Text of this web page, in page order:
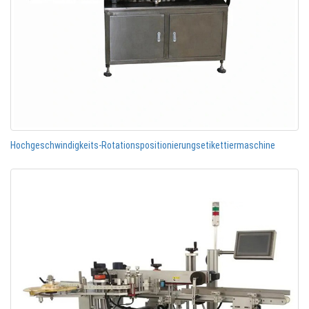
Hochgeschwindigkeits-Rotationspositionierungsetikettiermaschine